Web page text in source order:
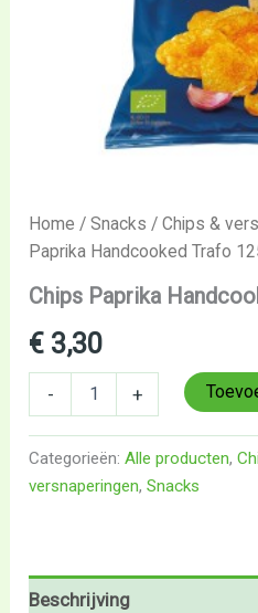
Home /Snacks /Chips &
Paprika Handcooked Trafo
Chips Paprika
€ 3,30
- +
Categorieën:Alle producten,
versnaperingen,Snacks
Beschrijving